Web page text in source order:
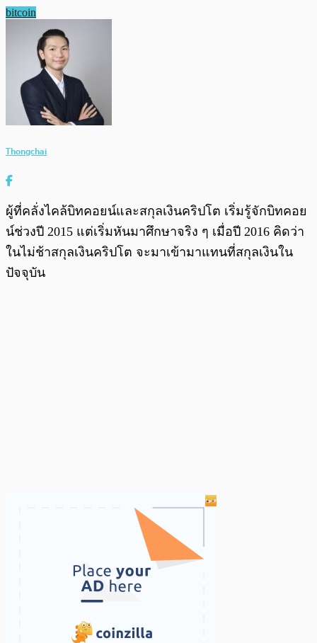
bitcoin
Thongchai
ผู้ที่คลั่งไคล้บิทคอยน์และสกุลเงินคริปโต เริ่มรู้จักบิทคอย
น์ช่วงปี 2015 แต่เริ่มหันมาศึกษาจริง ๆ เมื่อปี 2016 คิดว่า
ในไม่ช้าสกุลเงินคริปโต จะมาเข้ามาแทนที่สกุลเงินใน
ปัจจุบัน